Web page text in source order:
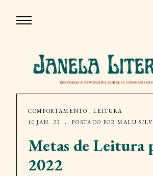
COMPORTAMENTO .LEITURA
10 JAN. 22
POSTADO PORMALU
Metas de Leitura
2022